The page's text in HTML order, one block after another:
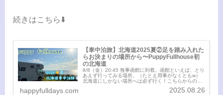
続きはこちら⬇️
【車中泊旅】北海道2025夏②足を踏み入れた
らお決まりの場所から〜PuppyFullhouse初
の北海道
8/8（金）20:45 無事函館に到着。函館といえば、とり
あえず行ってみる場所。（たとえ用事がなくともw）
北海道にしかない場所へは必ず行く！こちらからの続
happyfulldays.com 2025.08.26